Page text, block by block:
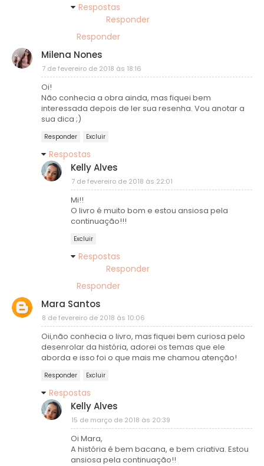
Respostas
Responder
Responder
Milena Nones
7 de fevereiro de 2018 às 18:16
Oi!
Não conhecia a obra ainda, mas fiquei bem
interessada depois de ler sua resenha. Vou anotar a
sua dica ;)
Responder Excluir
Respostas
Kelly Alves
7 de fevereiro de 2018 às 22:01
Mi!!
O livro é muito bom e estou ansiosa pela
continuação!!!
Excluir
Respostas
Responder
Responder
Mara Santos
8 de fevereiro de 2018 às 10:06
Oii,não conhecia o livro, mas fiquei bem curiosa pelo
desenrolar da história, adorei os temas que ele
aborda e isso foi o que mais me chamou atenção!
Responder Excluir
Respostas
Kelly Alves
15 de março de 2018 às 20:39
Oi Mara,
A história é bem bacana, e bem criativa. Estou
ansiosa pela continuação!!